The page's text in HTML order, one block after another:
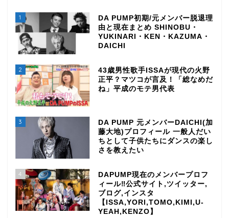
1
DA PUMP初期/元メンバー脱退理
由と現在まとめ SHINOBU・
YUKINARI・KEN・KAZUMA・
DAICHI
2
43歳男性歌手ISSAが現代の火野
正平？マツコが言及！「総なめだ
ね」平成のモテ男代表
3
DA PUMP 元メンバーDAICHI(加
藤大地)プロフィール 一般人だい
ちとして子供たちにダンスの楽し
さを教えたい
4
DAPUMP現在のメンバープロフ
ィール‼公式サイト,ツイッター,
ブログ,インスタ
【ISSA,YORI,TOMO,KIMI,U-
YEAH,KENZO】